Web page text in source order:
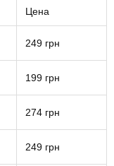
Цена
249 грн
199 грн
274 грн
249 грн